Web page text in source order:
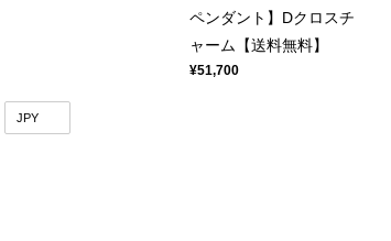
ペンダント】Dクロスチ
ャーム【送料無料】
¥51,700